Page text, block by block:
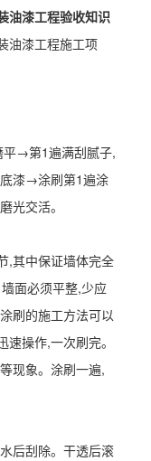
油漆工程验收知识
油漆工程施工项
→第1遍满刮腻子,
漆→涂刷第1遍涂
交活。
,其中保证墙体完全
面必须平整,少应
刷的施工方法可以
操作,一次刷完。
现象。涂刷一遍,
后刮除。干透后滚